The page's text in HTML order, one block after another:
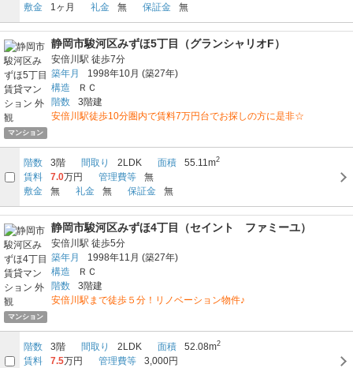
敷金
1ヶ月 礼金 無 保証金 無
マンション
静岡市駿河区みずほ5丁目（グランシャリオF）
安倍川駅 徒歩7分
築年月
1998年10月 (築27年)
構造
ＲＣ
階数
3階建
安倍川駅徒歩10分圏内で賃料7万円台でお探しの方に是非☆
階数 3階 間取り 2LDK 面積 55.11m2
賃料 7.0万円 管理費等
無
敷金
無 礼金 無 保証金 無
マンション
静岡市駿河区みずほ4丁目（セイント ファミーユ）
安倍川駅 徒歩5分
築年月
1998年11月 (築27年)
構造
ＲＣ
階数
3階建
安倍川駅まで徒歩５分！リノベーション物件♪
階数 3階 間取り 2LDK 面積 52.08m2
賃料 7.5万円 管理費等
3,000円